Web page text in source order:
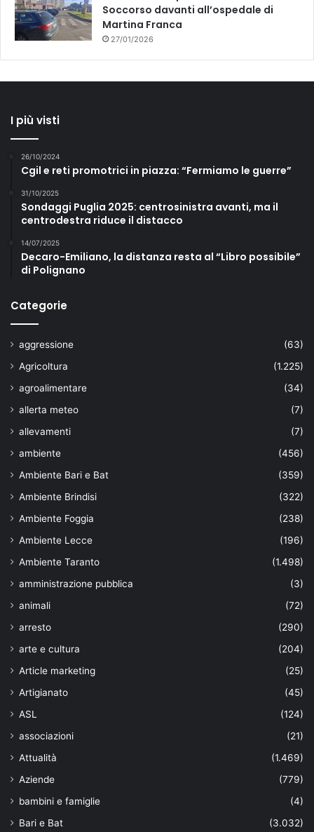
Soccorso davanti all’ospedale di
Martina Franca
27/01/2026
I più visti
26/10/2024
Cgil e reti promotrici in piazza: “Fermiamo le guerre”
31/10/2025
Sondaggi Puglia 2025: centrosinistra avanti, ma il
centrodestra riduce il distacco
14/07/2025
Decaro-Emiliano, la distanza resta al “Libro possibile”
di Polignano
Categorie
aggressione
(63)
Agricoltura
(1.225)
agroalimentare
(34)
allerta meteo
(7)
allevamenti
(7)
ambiente
(456)
Ambiente Bari e Bat
(359)
Ambiente Brindisi
(322)
Ambiente Foggia
(238)
Ambiente Lecce
(196)
Ambiente Taranto
(1.498)
amministrazione pubblica
(3)
animali
(72)
arresto
(290)
arte e cultura
(204)
Article marketing
(25)
Artigianato
(45)
ASL
(124)
associazioni
(21)
Attualità
(1.469)
Aziende
(779)
bambini e famiglie
(4)
Bari e Bat
(3.032)